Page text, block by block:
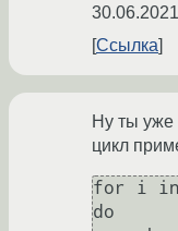
Ссылка
Ну ты уже
цикл
for i
do